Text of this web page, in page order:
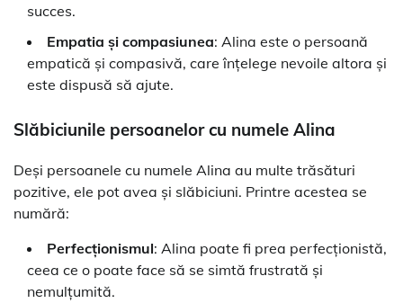
succes.
Empatia și compasiunea: Alina este o persoană
empatică și compasivă, care înțelege nevoile altora și
este dispusă să ajute.
Slăbiciunile persoanelor cu numele Alina
Deși persoanele cu numele Alina au multe trăsături
pozitive, ele pot avea și slăbiciuni. Printre acestea se
numără:
Perfecționismul: Alina poate fi prea perfecționistă,
ceea ce o poate face să se simtă frustrată și
nemulțumită.